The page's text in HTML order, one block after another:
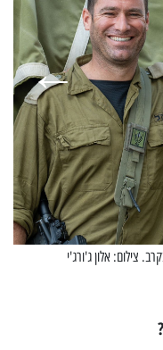
צילום: אלון ג'ורג'י